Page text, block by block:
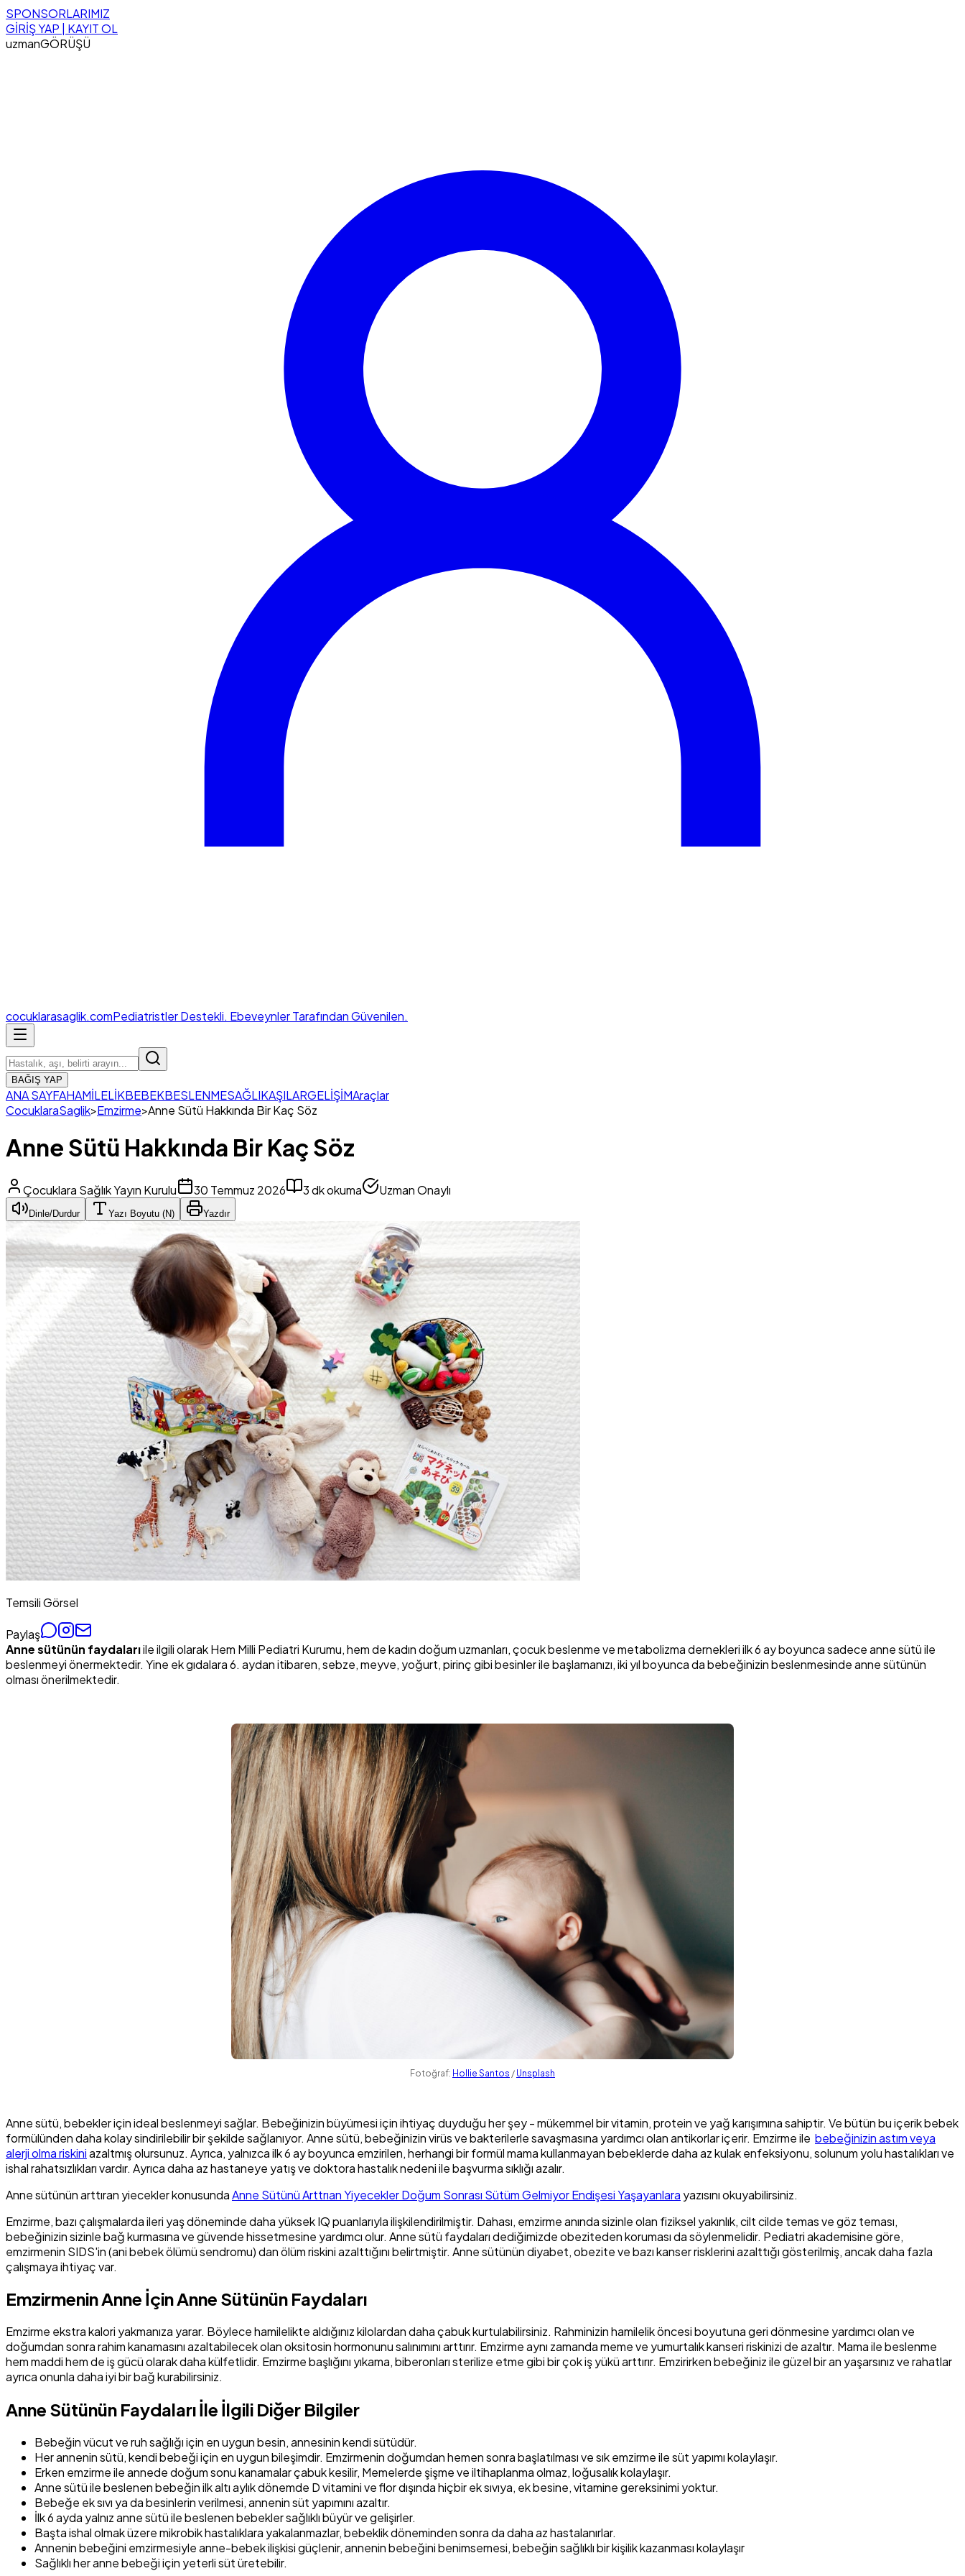
SPONSORLARIMIZ
GİRİŞ YAP | KAYIT OL
uzmanGÖRÜŞÜ
cocuklarasaglik.comPediatristler Destekli. Ebeveynler Tarafından Güvenilen.
BAĞIŞ YAP
ANA SAYFAHAMİLELİKBEBEKBESLENMESAĞLIKAŞILARGELİŞİMAraçlar
CocuklaraSaglik>Emzirme>Anne Sütü Hakkında Bir Kaç Söz
Anne Sütü Hakkında Bir Kaç Söz
Çocuklara Sağlık Yayın Kurulu 30 Temmuz 2026 3dk okuma Uzman Onaylı
Dinle/Durdur Yazı Boyutu (N) Yazdır
Temsili Görsel
Paylaş
Anne sütünün faydalarıile ilgili olarak Hem Milli Pediatri Kurumu, hem de kadın doğum uzmanları, çocuk beslenme ve metabolizma dernekleri ilk 6 ay boyunca sadece anne sütü ile
beslenmeyi önermektedir. Yine ek gıdalara 6. aydan itibaren, sebze, meyve, yoğurt, pirinç gibi besinler ile başlamanızı, iki yıl boyunca da bebeğinizin beslenmesinde anne sütünün
olması önerilmektedir.
Fotoğraf: Hollie Santos / Unsplash
Anne sütü, bebekler için ideal beslenmeyi sağlar. Bebeğinizin büyümesi için ihtiyaç duyduğu her şey - mükemmel bir vitamin, protein ve yağ karışımına sahiptir. Ve bütün bu içerik bebek
formülünden daha kolay sindirilebilir bir şekilde sağlanıyor. Anne sütü, bebeğinizin virüs ve bakterilerle savaşmasına yardımcı olan antikorlar içerir. Emzirme ile bebeğinizin astım veya
alerji olma riskiniazaltmış olursunuz. Ayrıca, yalnızca ilk 6 ay boyunca emzirilen, herhangi bir formül mama kullanmayan bebeklerde daha az kulak enfeksiyonu, solunum yolu hastalıkları ve
ishal rahatsızlıkları vardır. Ayrıca daha az hastaneye yatış ve doktora hastalık nedeni ile başvurma sıklığı azalır.
Anne sütünün arttıran yiecekler konusundaAnne Sütünü Arttrıan Yiyecekler Doğum Sonrası Sütüm Gelmiyor Endişesi Yaşayanlara yazısını okuyabilirsiniz.
Emzirme, bazı çalışmalarda ileri yaş döneminde daha yüksek IQ puanlarıyla ilişkilendirilmiştir. Dahası, emzirme anında sizinle olan fiziksel yakınlık, cilt cilde temas ve göz teması,
bebeğinizin sizinle bağ kurmasına ve güvende hissetmesine yardımcı olur. Anne sütü faydaları dediğimizde obeziteden koruması da söylenmelidir. Pediatri akademisine göre,
emzirmenin SIDS'in (ani bebek ölümü sendromu) dan ölüm riskini azalttığını belirtmiştir. Anne sütünün diyabet, obezite ve bazı kanser risklerini azalttığı gösterilmiş, ancak daha fazla
çalışmaya ihtiyaç var.
Emzirmenin Anne İçin Anne Sütünün Faydaları
Emzirme ekstra kalori yakmanıza yarar. Böylece hamilelikte aldığınız kilolardan daha çabuk kurtulabilirsiniz. Rahminizin hamilelik öncesi boyutuna geri dönmesine yardımcı olan ve
doğumdan sonra rahim kanamasını azaltabilecek olan oksitosin hormonunu salınımını arttırır. Emzirme aynı zamanda meme ve yumurtalık kanseri riskinizi de azaltır. Mama ile beslenme
hem maddi hem de iş gücü olarak daha külfetlidir. Emzirme başlığını yıkama, biberonları sterilize etme gibi bir çok iş yükü arttırır. Emzirirken bebeğiniz ile güzel bir an yaşarsınız ve rahatlar
ayrıca onunla daha iyi bir bağ kurabilirsiniz.
Anne Sütünün Faydaları İle İlgili Diğer Bilgiler
Bebeğin vücut ve ruh sağlığı için en uygun besin, annesinin kendi sütüdür.
Her annenin sütü, kendi bebeği için en uygun bileşimdir. Emzirmenin doğumdan hemen sonra başlatılması ve sık emzirme ile süt yapımı kolaylaşır.
Erken emzirme ile annede doğum sonu kanamalar çabuk kesilir, Memelerde şişme ve iltihaplanma olmaz, loğusalık kolaylaşır.
Anne sütü ile beslenen bebeğin ilk altı aylık dönemde D vitamini ve flor dışında hiçbir ek sıvıya, ek besine, vitamine gereksinimi yoktur.
Bebeğe ek sıvı ya da besinlerin verilmesi, annenin süt yapımını azaltır.
İlk 6 ayda yalnız anne sütü ile beslenen bebekler sağlıklı büyür ve gelişirler.
Başta ishal olmak üzere mikrobik hastalıklara yakalanmazlar, bebeklik döneminden sonra da daha az hastalanırlar.
Annenin bebeğini emzirmesiyle anne-bebek ilişkisi güçlenir, annenin bebeğini benimsemesi, bebeğin sağlıklı bir kişilik kazanması kolaylaşır
Sağlıklı her anne bebeği için yeterli süt üretebilir.